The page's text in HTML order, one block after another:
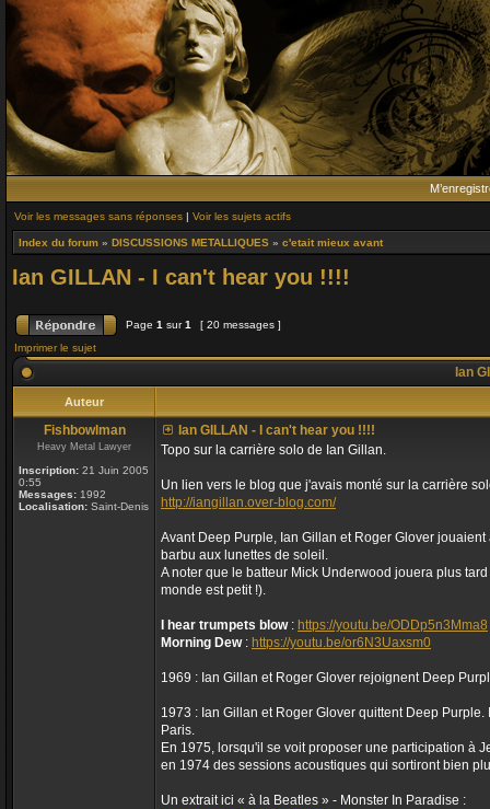
Voir les messages sans réponses | Voir les sujets actifs
Index du forum » DISCUSSIONS METALLIQUES » c'etait mieux avant
Ian GILLAN - I can't hear you !!!!
Page 1 sur1
[ 20 messages ]
Imprimer le sujet
Ian
Auteur
Fishbowlman
Heavy Metal Lawyer
Inscription: 21 Juin 2005
0:55
Messages: 1992
Localisation: Saint-Denis
Ian GILLAN - I can't hear you !!!!
Topo sur la carrière solo de Ian Gillan.
Un lien vers le blog que j'avais monté sur la carrière
http://iangillan.over-blog.com/
Avant Deep Purple, Ian Gillan et Roger Glover
barbu aux lunettes de soleil.
A noter que le batteur Mick Underwood jouera plus
monde est petit !).
I hear trumpets blow: https://youtu.be/ODDp5n3Mma8
Morning Dew: https://youtu.be/or6N3Uaxsm0
1969 : Ian Gillan et Roger Glover rejoignent Deep
1973 : Ian Gillan et Roger Glover quittent Deep
Paris.
En 1975, lorsqu'il se voit proposer une participation à
en 1974 des sessions acoustiques qui sortiront bien
Un extrait ici « à la Beatles » - Monster In Paradise :